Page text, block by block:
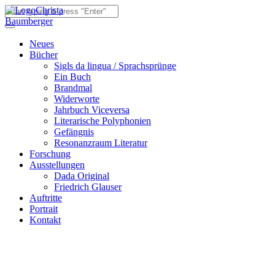
Christa
Baumberger
Neues
Bücher
Sigls da lingua / Sprachsprünge
Ein Buch
Brandmal
Widerworte
Jahrbuch Viceversa
Literarische Polyphonien
Gefängnis
Resonanzraum Literatur
Forschung
Ausstellungen
Dada Original
Friedrich Glauser
Auftritte
Portrait
Kontakt